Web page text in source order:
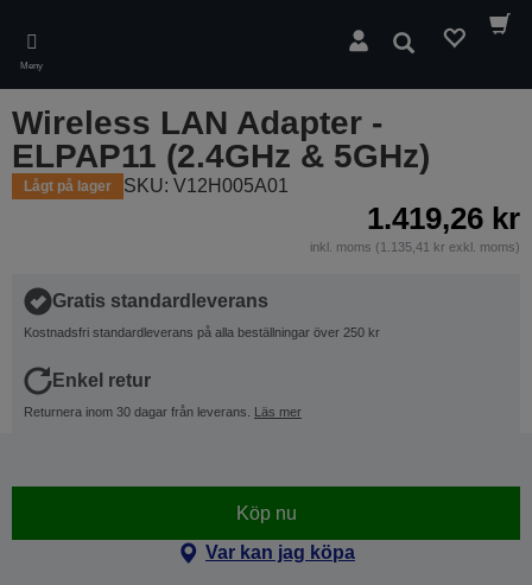
main
content
Meny
Sök
Wireless LAN Adapter -
ELPAP11 (2.4GHz & 5GHz)
Lågt på lager SKU: V12H005A01
1.419,26 kr
inkl. moms (1.135,41 kr exkl. moms)
Gratis standardleverans
Kostnadsfri standardleverans på alla beställningar över 250 kr
Enkel retur
Returnera inom 30 dagar från leverans. Läs mer
Köp nu
Var kan jag köpa